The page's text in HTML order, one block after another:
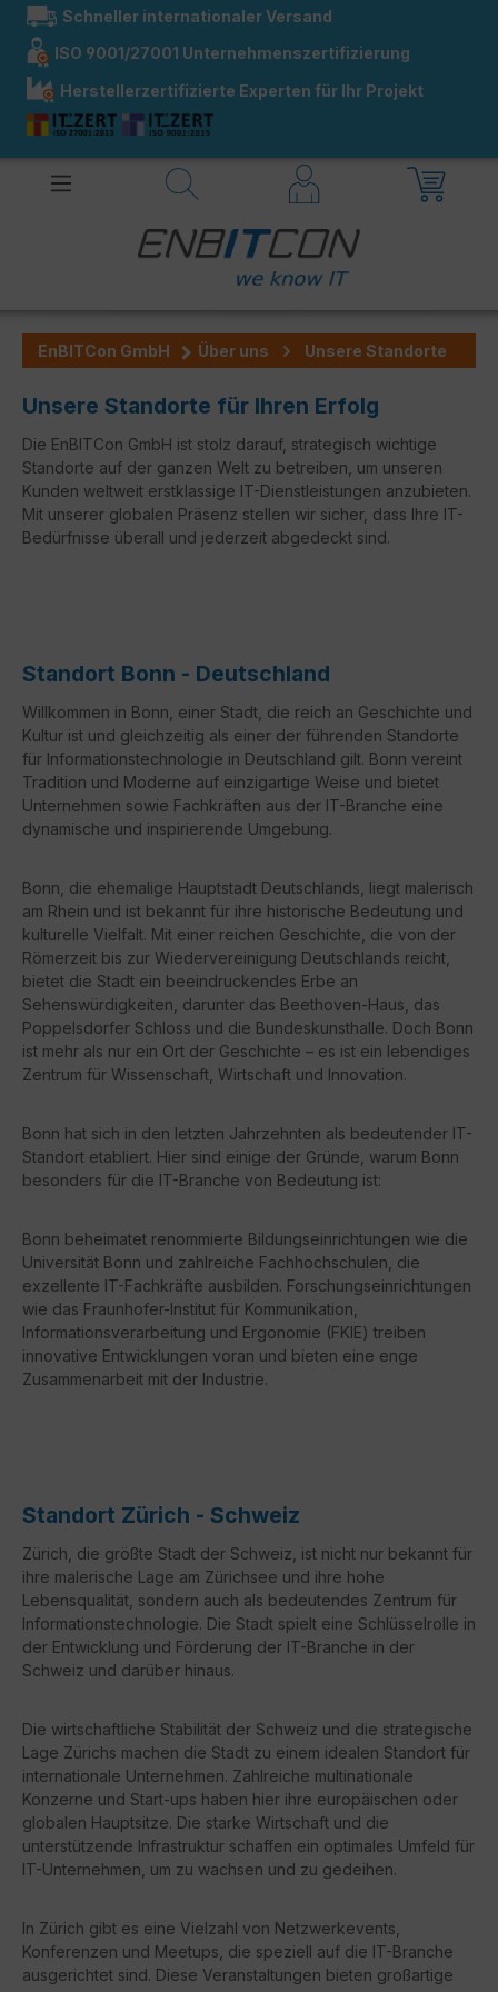
springen
Schneller internationaler Versand
ISO 9001/27001 Unternehmenszertifizierung
Herstellerzertifizierte Experten für Ihr Projekt
EnBITCon GmbH Über uns Unsere Standorte
Unsere Standorte für Ihren Erfolg
Die EnBITCon GmbH ist stolz darauf, strategisch wichtige
Standorte auf der ganzen Welt zu betreiben, um unseren
Kunden weltweit erstklassige IT-Dienstleistungen anzubieten.
Mit unserer globalen Präsenz stellen wir sicher, dass Ihre IT-
Bedürfnisse überall und jederzeit abgedeckt sind.
Standort Bonn - Deutschland
Willkommen in Bonn, einer Stadt, die reich an Geschichte und
Kultur ist und gleichzeitig als einer der führenden Standorte
für Informationstechnologie in Deutschland gilt. Bonn vereint
Tradition und Moderne auf einzigartige Weise und bietet
Unternehmen sowie Fachkräften aus der IT-Branche eine
dynamische und inspirierende Umgebung.
Bonn, die ehemalige Hauptstadt Deutschlands, liegt malerisch
am Rhein und ist bekannt für ihre historische Bedeutung und
kulturelle Vielfalt. Mit einer reichen Geschichte, die von der
Römerzeit bis zur Wiedervereinigung Deutschlands reicht,
bietet die Stadt ein beeindruckendes Erbe an
Sehenswürdigkeiten, darunter das Beethoven-Haus, das
Poppelsdorfer Schloss und die Bundeskunsthalle. Doch Bonn
ist mehr als nur ein Ort der Geschichte – es ist ein lebendiges
Zentrum für Wissenschaft, Wirtschaft und Innovation.
Bonn hat sich in den letzten Jahrzehnten als bedeutender IT-
Standort etabliert. Hier sind einige der Gründe, warum Bonn
besonders für die IT-Branche von Bedeutung ist:
Bonn beheimatet renommierte Bildungseinrichtungen wie die
Universität Bonn und zahlreiche Fachhochschulen, die
exzellente IT-Fachkräfte ausbilden. Forschungseinrichtungen
wie das Fraunhofer-Institut für Kommunikation,
Informationsverarbeitung und Ergonomie (FKIE) treiben
innovative Entwicklungen voran und bieten eine enge
Zusammenarbeit mit der Industrie.
Standort Zürich - Schweiz
Zürich, die größte Stadt der Schweiz, ist nicht nur bekannt für
ihre malerische Lage am Zürichsee und ihre hohe
Lebensqualität, sondern auch als bedeutendes Zentrum für
Informationstechnologie. Die Stadt spielt eine Schlüsselrolle in
der Entwicklung und Förderung der IT-Branche in der
Schweiz und darüber hinaus.
Die wirtschaftliche Stabilität der Schweiz und die strategische
Lage Zürichs machen die Stadt zu einem idealen Standort für
internationale Unternehmen. Zahlreiche multinationale
Konzerne und Start-ups haben hier ihre europäischen oder
globalen Hauptsitze. Die starke Wirtschaft und die
unterstützende Infrastruktur schaffen ein optimales Umfeld für
IT-Unternehmen, um zu wachsen und zu gedeihen.
In Zürich gibt es eine Vielzahl von Netzwerkevents,
Konferenzen und Meetups, die speziell auf die IT-Branche
ausgerichtet sind. Diese Veranstaltungen bieten großartige